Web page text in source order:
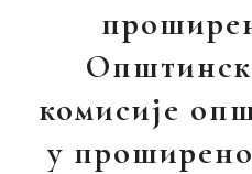
комисије
у